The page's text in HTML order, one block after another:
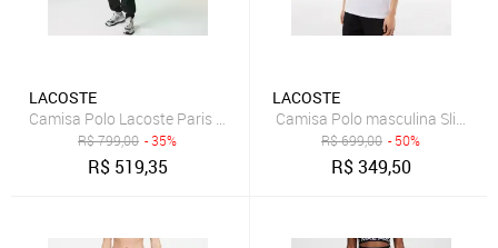
LACOSTE
Camisa Polo Lacoste Paris Regular Fit em piquet de Algodão
R$799,00 - 35%
R$ 519,35
LACOSTE
Camisa Polo masculina Slim
R$699,00 - 50%
R$349,50